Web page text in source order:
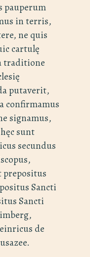
pauperum
in terris,
ne quis
cartulę
traditione
putaverit,
confirmamus
signamus,
sunt
secundus
prepositus
Sancti
Sancti
de